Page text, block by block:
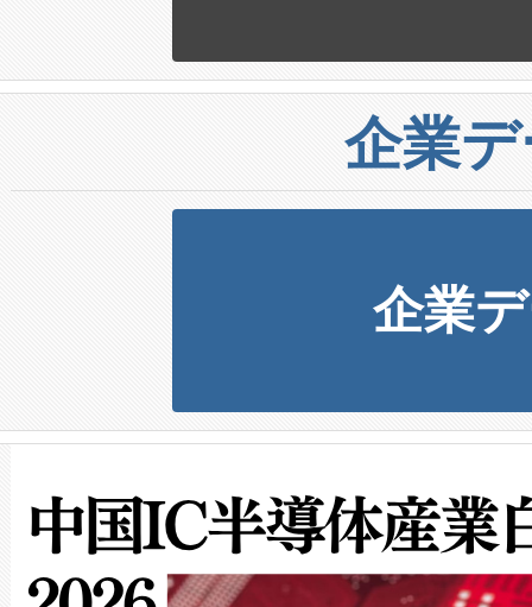
企業
企業